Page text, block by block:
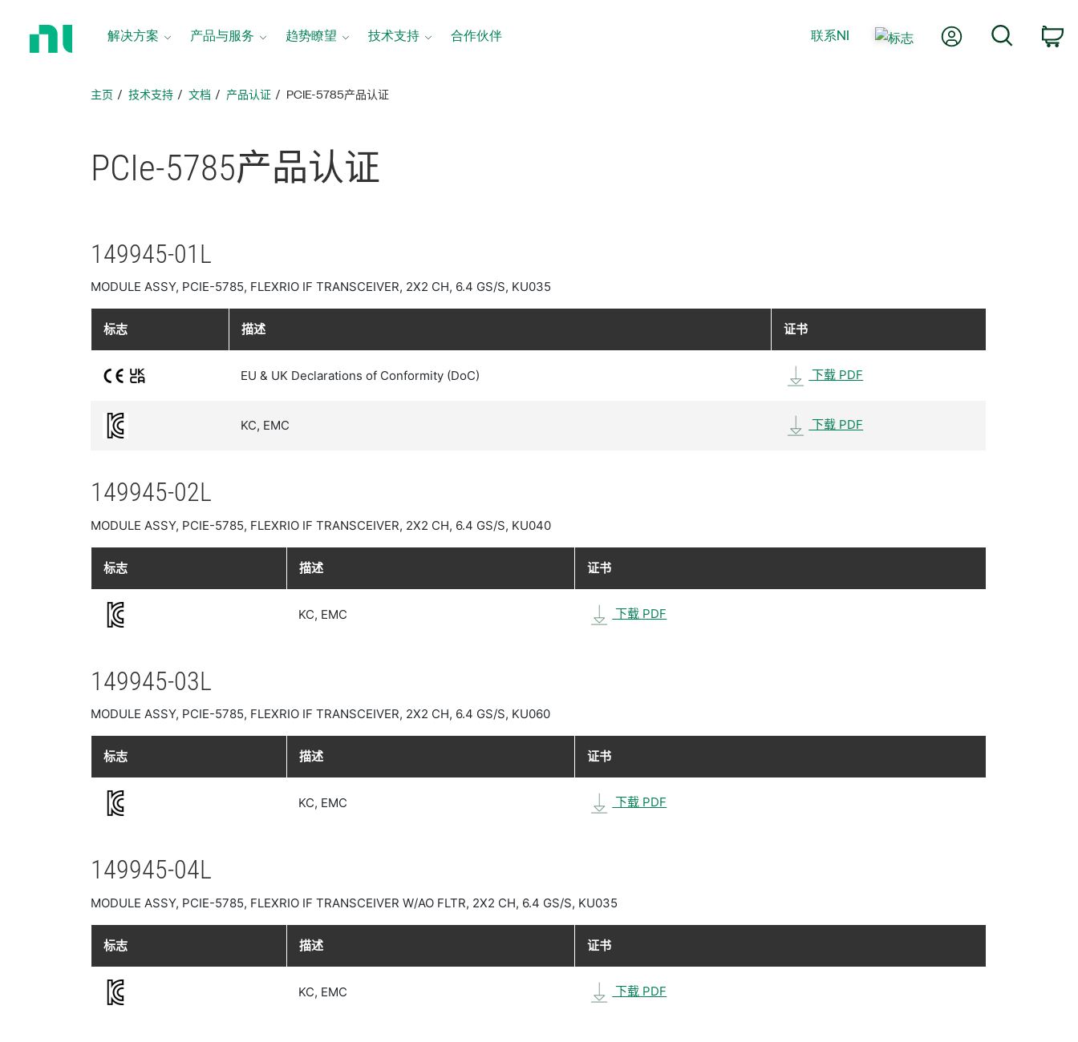
解决方案 产品与服务 趋势瞭望 技术支持 合作伙伴 联系NI 我的账户
主页 技术支持 文档 产品认证 PCIE-5785产品认证
PCIe-5785产品认证
149945-01L
MODULE ASSY, PCIE-5785, FLEXRIO IF TRANSCEIVER, 2X2 CH, 6.4 GS/S, KU035
标志 描述 证书
EU & UK Declarations of Conformity (DoC) 下载 PDF
KC, EMC 下载 PDF
149945-02L
MODULE ASSY, PCIE-5785, FLEXRIO IF TRANSCEIVER, 2X2 CH, 6.4 GS/S, KU040
标志 描述 证书
KC, EMC 下载 PDF
149945-03L
MODULE ASSY, PCIE-5785, FLEXRIO IF TRANSCEIVER, 2X2 CH, 6.4 GS/S, KU060
标志 描述 证书
KC, EMC 下载 PDF
149945-04L
MODULE ASSY, PCIE-5785, FLEXRIO IF TRANSCEIVER W/AO FLTR, 2X2 CH, 6.4 GS/S, KU035
标志 描述 证书
KC, EMC 下载 PDF